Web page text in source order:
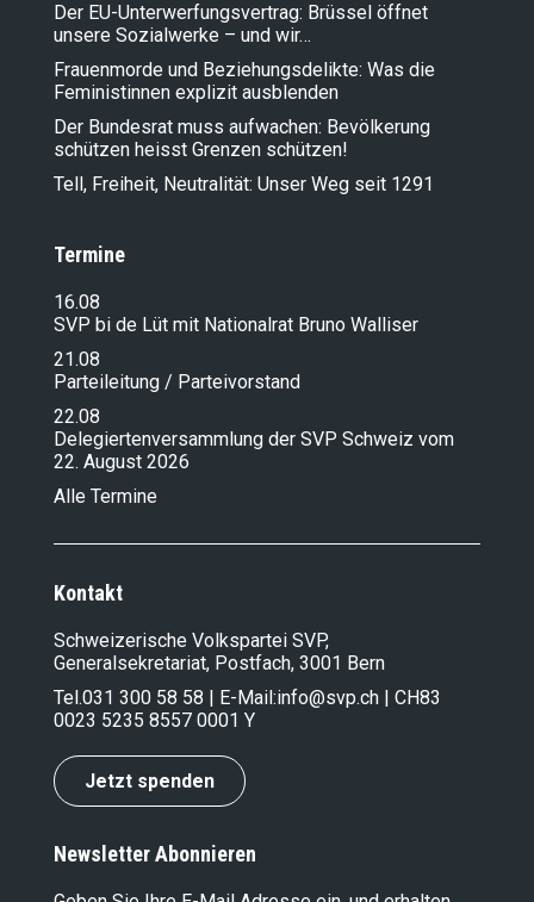
Der EU-Unterwerfungsvertrag: Brüssel öffnet
unsere Sozialwerke – und wir…
Frauenmorde und Beziehungsdelikte: Was die
Feministinnen explizit ausblenden
Der Bundesrat muss aufwachen: Bevölkerung
schützen heisst Grenzen schützen!
Tell, Freiheit, Neutralität: Unser Weg seit 1291
Termine
16.08
SVP bi de Lüt mit Nationalrat Bruno Walliser
21.08
Parteileitung / Parteivorstand
22.08
Delegiertenversammlung der SVP Schweiz vom
22. August 2026
Alle Termine
Kontakt
Schweizerische Volkspartei SVP,
Generalsekretariat, Postfach, 3001 Bern
Tel.031 300 58 58 | E-Mail:info@svp.ch | CH83
0023 5235 8557 0001 Y
Jetzt spenden
Newsletter Abonnieren